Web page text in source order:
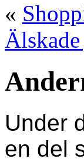
«
Under
en del